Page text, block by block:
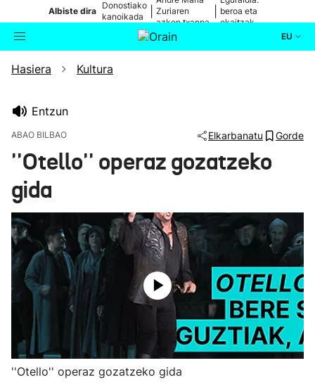
Albiste dira
Donostiako
kanoikada
Zuriaren
azken txanpa
beroa eta
ekaitzak
EU
Bilatzailea
Eguraldia
Hasiera Kultura
Entzun
ABAO BILBAO Elkarbanatu Gorde
''Otello'' operaz gozatzeko
gida
''Otello'' operaz gozatzeko gida